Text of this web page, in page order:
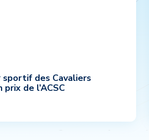
des Cavaliers
de l’ACSC